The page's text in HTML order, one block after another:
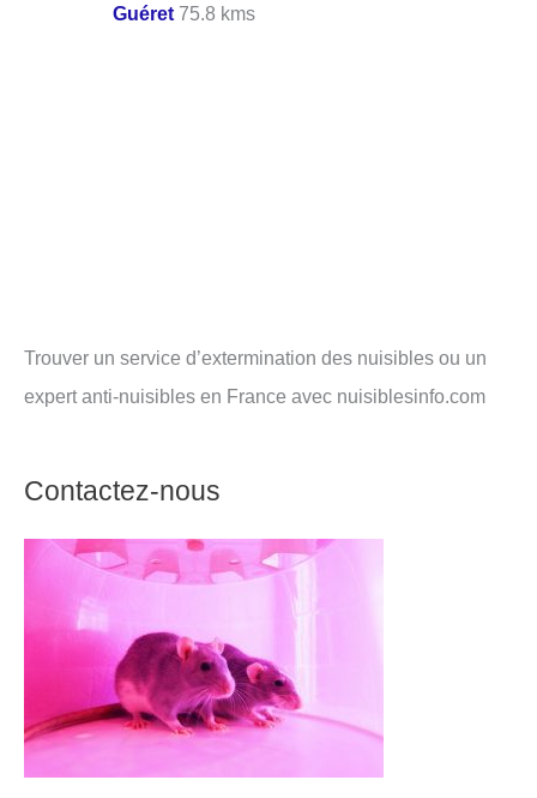
Guéret 75.8 kms
Trouver un service d’extermination des nuisibles ou un
expert anti-nuisibles en France avec nuisiblesinfo.com
Contactez-nous